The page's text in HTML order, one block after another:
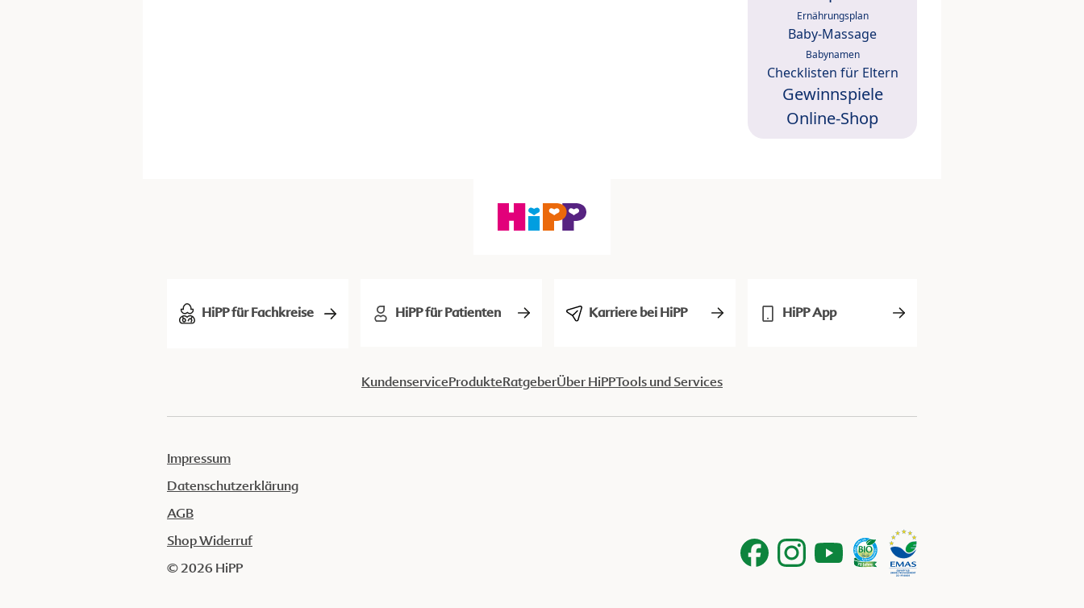
Ernährungsplan
Baby-Massage
Babynamen
Checklisten für Eltern
Gewinnspiele
Online-Shop
HiPP für Fachkreise HiPP für Patienten Karriere bei HiPP HiPP App
KundenserviceProdukteRatgeberÜber HiPPTools und Services
Impressum
Datenschutzerklärung
AGB
Shop Widerruf
© 2026 HiPP